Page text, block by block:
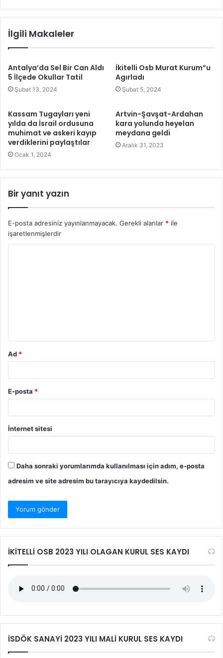
İlgili Makaleler
Antalya’da Sel Bir Can Aldı
5 İlçede Okullar Tatil
Şubat 13, 2024
İkitelli Osb Murat Kurum”u
Agırladı
Şubat 5, 2024
Kassam Tugayları yeni
yılda da İsrail ordusuna
muhimat ve askeri kayıp
verdiklerini paylaştılar
Ocak 1, 2024
Artvin-Şavşat-Ardahan
kara yolunda heyelan
meydana geldi
Aralık 31, 2023
Bir yanıt yazın
E-posta adresiniz yayınlanmayacak. Gerekli alanlar * ile
işaretlenmişlerdir
Ad *
E-posta *
İnternet sitesi
Daha sonraki yorumlarımda kullanılması için adım, e-posta
adresim ve site adresim bu tarayıcıya kaydedilsin.
İKİTELLİ OSB 2023 YILI OLAGAN KURUL SES KAYDI
İSDÖK SANAYİ 2023 YILI MALİ KURUL SES KAYDI